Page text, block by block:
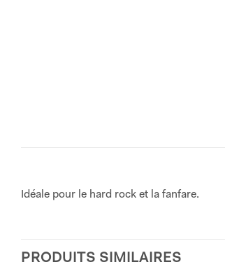
Idéale pour le hard rock et la fanfare.
PRODUITS SIMILAIRES